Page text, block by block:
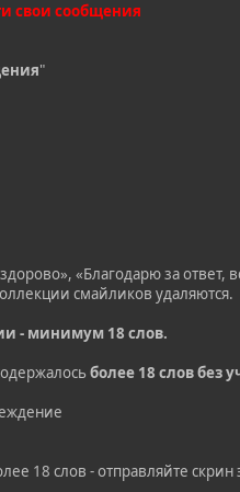
свои сообщения
"
«Благодарю за ответ,
смайликов удаляются.
- минимум 18 слов.
более 18 слов без
18 слов - отправляйте скрин